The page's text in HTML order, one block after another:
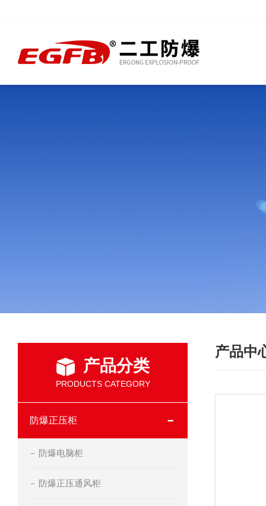
产品分类
PRODUCTS CATEGORY
防爆正压柜
防爆电脑柜
防爆正压通风柜
产品中